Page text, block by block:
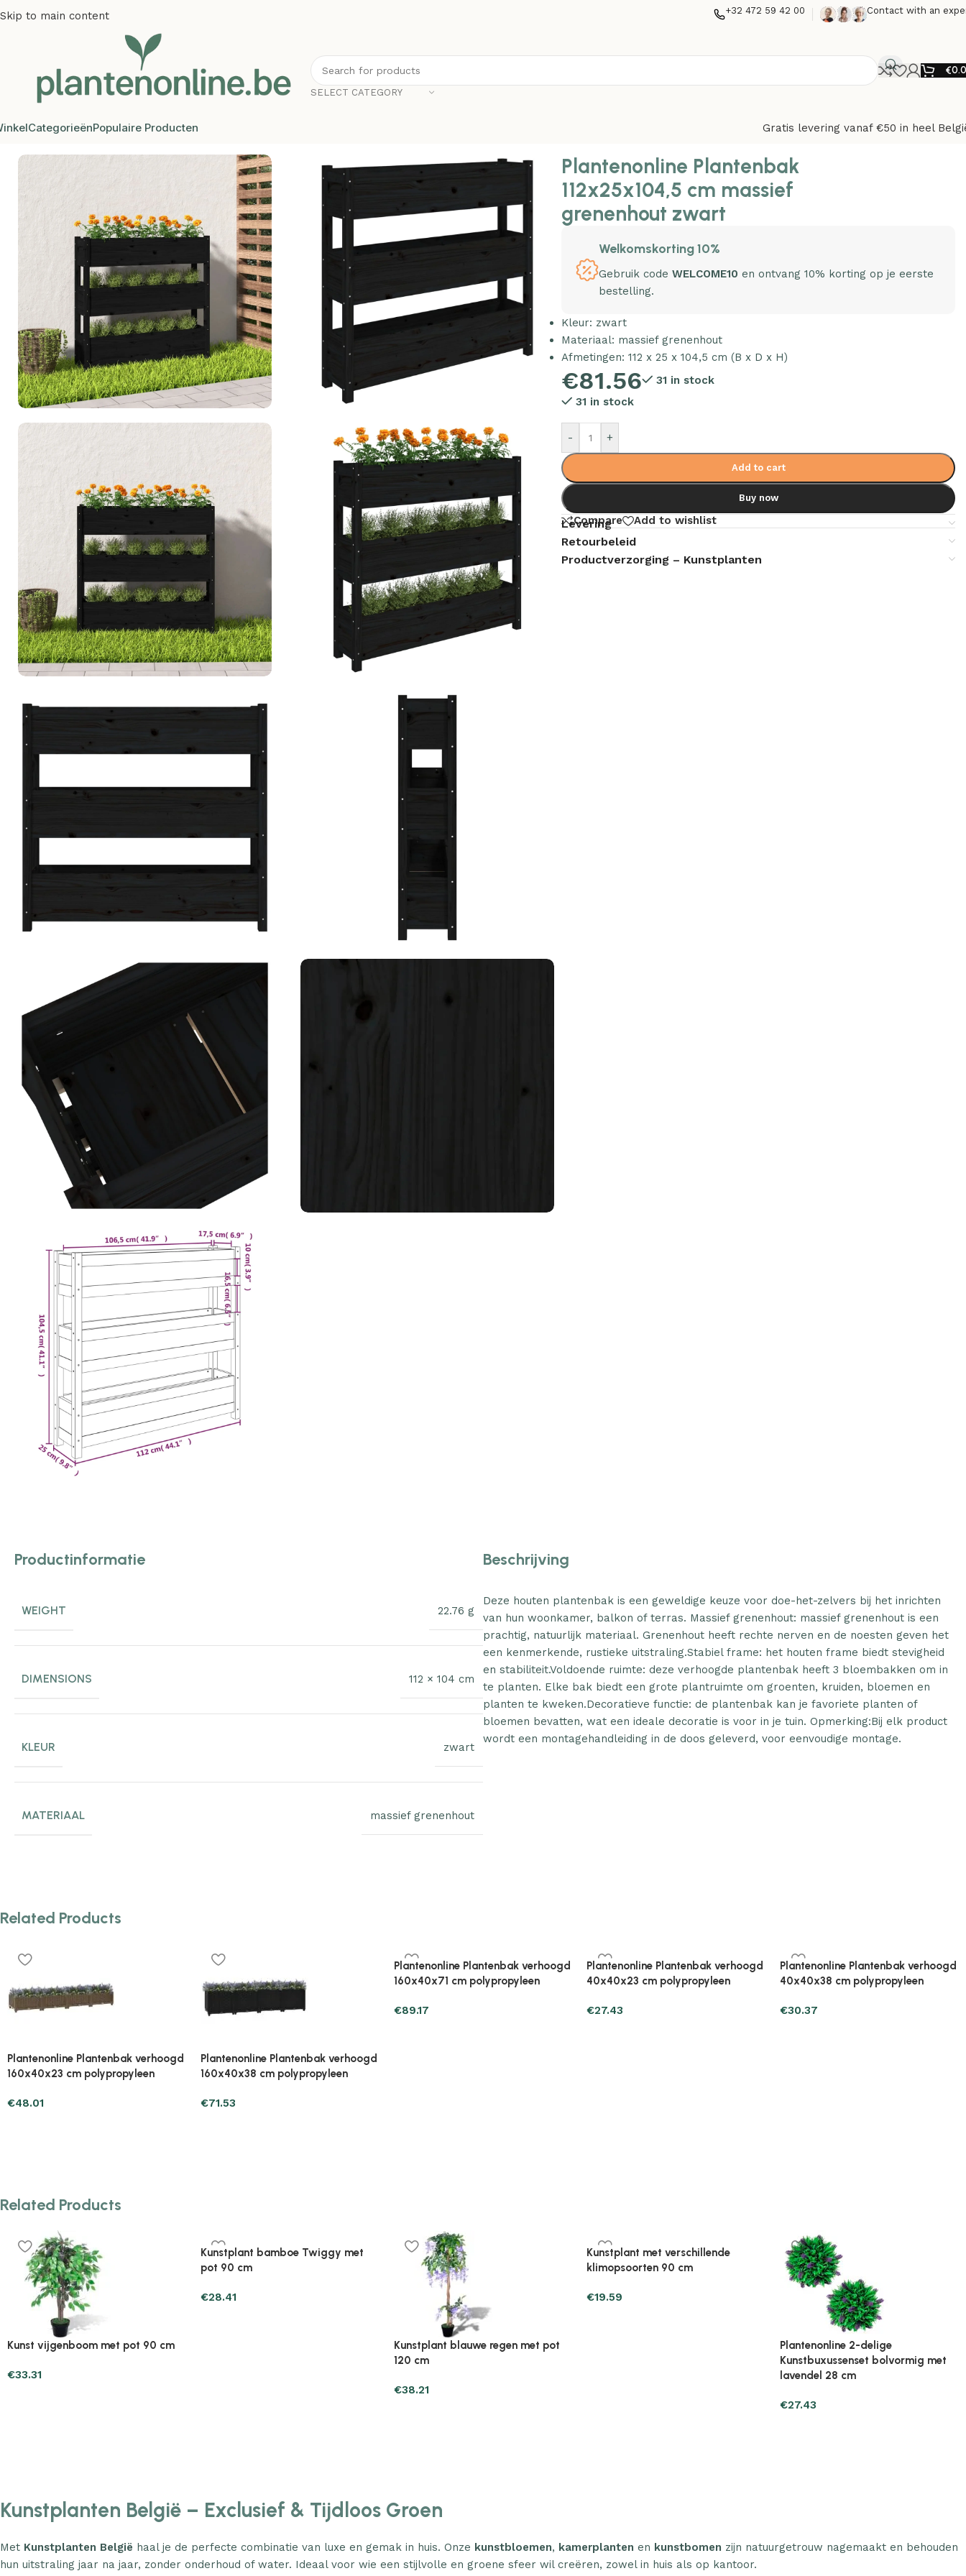
Skip to main content +32 472 59 42 00 Contact with an
SELECT CATEGORY
€
CategorieënPopulaire Producten
Gratis levering vanaf €50 in heel
Plantenbakken
Plantenonline Plantenbak
112x25x104,5 cm massief
grenenhout zwart
Welkomskorting 10%
Gebruik codeWELCOME10 en ontvang 10% korting op je eerste
bestelling.
Kleur: zwart
Materiaal: massief grenenhout
Afmetingen: 112 x 25 x 104,5 cm (B x D x H)
€81.56
31 in stock
31 in stock
- +
Add to cart
Buy now
Compare Add to wishlist
Levering
Retourbeleid
Productverzorging – Kunstplanten
Productinformatie
WEIGHT 22.76 g
DIMENSIONS 112 × 104 cm
KLEUR zwart
MATERIAAL massief grenenhout
Beschrijving
Deze houten plantenbak is een geweldige keuze voor doe-het-zelvers bij het inrichten
van hun woonkamer, balkon of terras. Massief grenenhout: massief grenenhout is een
prachtig, natuurlijk materiaal. Grenenhout heeft rechte nerven en de noesten geven het
een kenmerkende, rustieke uitstraling.Stabiel frame: het houten frame biedt stevigheid
en stabiliteit.Voldoende ruimte: deze verhoogde plantenbak heeft 3 bloembakken om in
te planten. Elke bak biedt een grote plantruimte om groenten, kruiden, bloemen en
planten te kweken.Decoratieve functie: de plantenbak kan je favoriete planten of
bloemen bevatten, wat een ideale decoratie is voor in je tuin. Opmerking:Bij elk product
wordt een montagehandleiding in de doos geleverd, voor eenvoudige montage.
Related Products
Plantenonline Plantenbak verhoogd
40x40x38 cm polypropyleen
€34.29
Plantenonline Plantenbak verhoogd
80x40x23 cm polypropyleen
€37.23
Related Products
Plantenonline 2-delige
lavendel 30 cm
Plantenonline Broeikas 110×58,5×39
cm vurenhout grijs
€46.05
Plantenonline Broeikas 60x45x100
cm vurenhout
Kunstplanten België – Exclusief & Tijdloos Groen
Met Kunstplanten België haal je de perfecte combinatie van luxe en gemak in huis. Onze kunstbloemen, kamerplanten en kunstbomen zijn natuurgetrouw nagemaakt en behouden
hun uitstraling jaar na jaar, zonder onderhoud of water. Ideaal voor wie een stijlvolle en groene sfeer wil creëren, zowel in huis als op kantoor.